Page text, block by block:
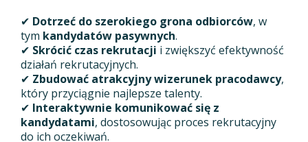
✔ Dotrzeć do szerokiego grona odbiorców, w
tym kandydatów pasywnych.
✔ Skrócić czas rekrutacji i zwiększyć efektywność
działań rekrutacyjnych.
✔ Zbudować atrakcyjny wizerunek pracodawcy,
który przyciągnie najlepsze talenty.
✔ Interaktywnie komunikować się z
kandydatami, dostosowując proces rekrutacyjny
do ich oczekiwań.